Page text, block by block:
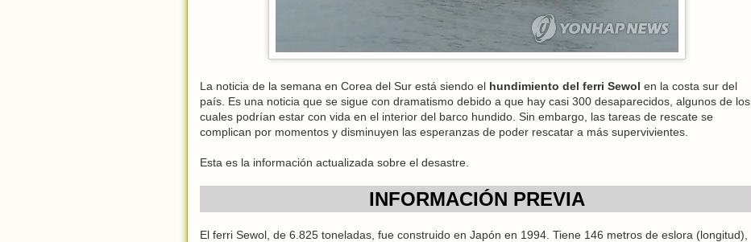
La noticia de la semana en Corea del Sur está siendo el hundimiento del ferri Sewol en la costa sur del
país. Es una noticia que se sigue con dramatismo debido a que hay casi 300 desaparecidos, algunos de los
cuales podrían estar con vida en el interior del barco hundido. Sin embargo, las tareas de rescate se
complican por momentos y disminuyen las esperanzas de poder rescatar a más supervivientes.
Esta es la información actualizada sobre el desastre.
INFORMACIÓN PREVIA
El ferri Sewol, de 6.825 toneladas, fue construido en Japón en 1994. Tiene 146 metros de eslora (longitud),